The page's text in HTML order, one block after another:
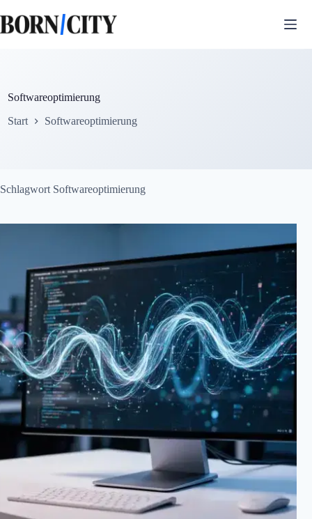
Inhalt
springen
Softwareoptimierung
Start Softwareoptimierung
Schlagwort Softwareoptimierung